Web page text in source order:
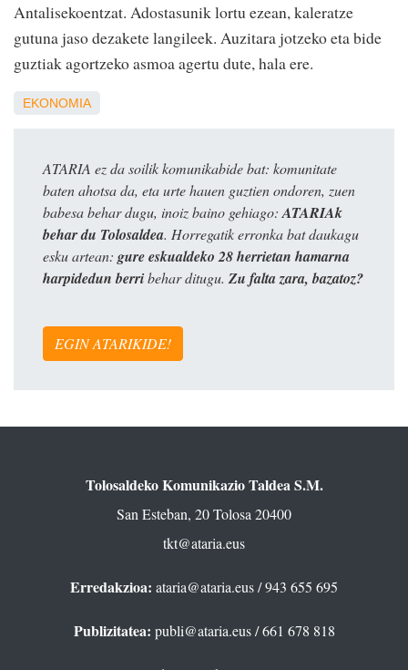
Antalisekoentzat. Adostasunik lortu ezean, kaleratze
gutuna jaso dezakete langileek. Auzitara jotzeko eta bide
guztiak agortzeko asmoa agertu dute, hala ere.
EKONOMIA
ATARIA ez da soilik komunikabide bat: komunitate
baten ahotsa da, eta urte hauen guztien ondoren, zuen
babesa behar dugu, inoiz baino gehiago: ATARIAk
behar du Tolosaldea. Horregatik erronka bat daukagu
esku artean: gure eskualdeko 28 herrietan hamarna
harpidedun berribehar ditugu. Zu falta zara, bazatoz?
EGIN ATARIKIDE!
Tolosaldeko Komunikazio Taldea S.M.
San Esteban, 20 Tolosa 20400
tkt@ataria.eus
Erredakzioa: ataria@ataria.eus/ 943 655 695
Publizitatea: publi@ataria.eus/ 661 678 818